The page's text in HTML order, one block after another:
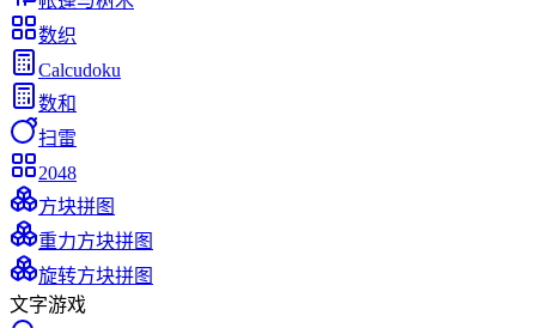
数织
Calcudoku
数和
扫雷
2048
方块拼图
重力方块拼图
旋转方块拼图
文字游戏